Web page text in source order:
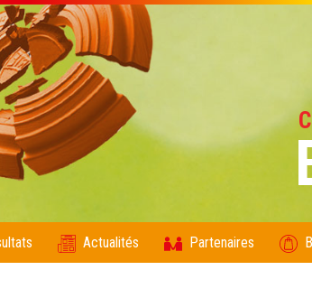
Actualités Partenaires